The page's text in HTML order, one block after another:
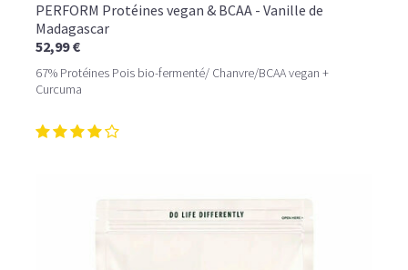
PERFORM Protéines vegan & BCAA - Vanille de
Madagascar
52,99 €
67% Protéines Pois bio-fermenté/ Chanvre/BCAA vegan +
Curcuma